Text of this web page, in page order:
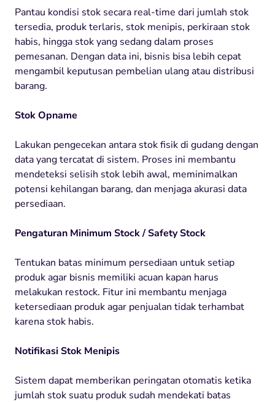
Pantau kondisi stok secara real-time dari jumlah stok
tersedia, produk terlaris, stok menipis, perkiraan stok
habis, hingga stok yang sedang dalam proses
pemesanan. Dengan data ini, bisnis bisa lebih cepat
mengambil keputusan pembelian ulang atau distribusi
barang.
Stok Opname
Lakukan pengecekan antara stok fisik di gudang dengan
data yang tercatat di sistem. Proses ini membantu
mendeteksi selisih stok lebih awal, meminimalkan
potensi kehilangan barang, dan menjaga akurasi data
persediaan.
Pengaturan Minimum Stock / Safety Stock
Tentukan batas minimum persediaan untuk setiap
produk agar bisnis memiliki acuan kapan harus
melakukan restock. Fitur ini membantu menjaga
ketersediaan produk agar penjualan tidak terhambat
karena stok habis.
Notifikasi Stok Menipis
Sistem dapat memberikan peringatan otomatis ketika
jumlah stok suatu produk sudah mendekati batas